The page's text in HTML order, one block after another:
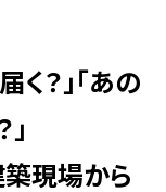
？」「あの
築現場から